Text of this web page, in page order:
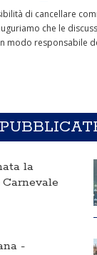
di cancellare
che le
modo responsabile
la
-